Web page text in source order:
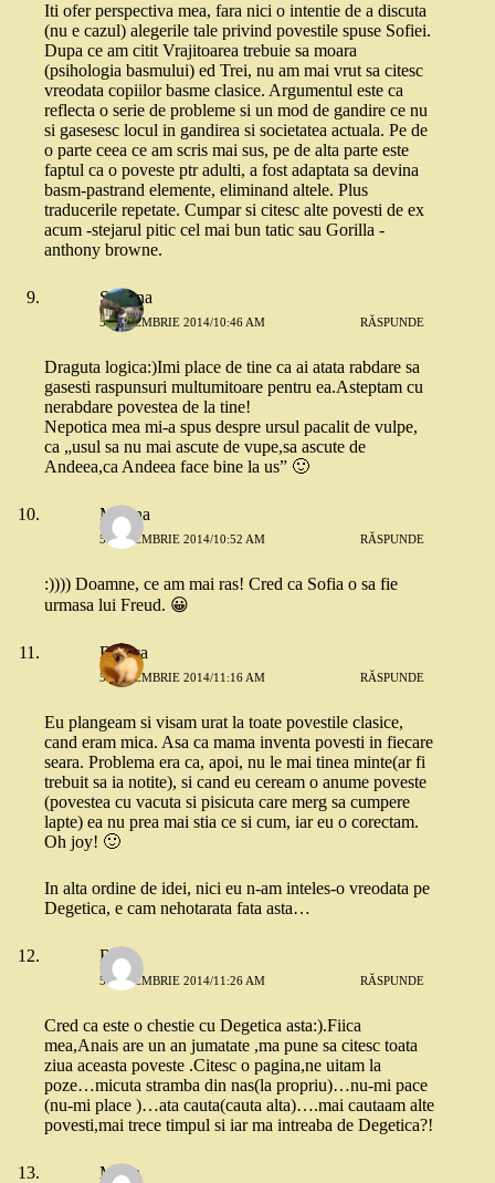
Iti ofer perspectiva mea, fara nici o intentie de a discuta
(nu e cazul) alegerile tale privind povestile spuse Sofiei.
Dupa ce am citit Vrajitoarea trebuie sa moara
(psihologia basmului) ed Trei, nu am mai vrut sa citesc
vreodata copiilor basme clasice. Argumentul este ca
reflecta o serie de probleme si un mod de gandire ce nu
si gasesesc locul in gandirea si societatea actuala. Pe de
o parte ceea ce am scris mai sus, pe de alta parte este
faptul ca o poveste ptr adulti, a fost adaptata sa devina
basm-pastrand elemente, eliminand altele. Plus
traducerile repetate. Cumpar si citesc alte povesti de ex
acum -stejarul pitic cel mai bun tatic sau Gorilla -
anthony browne.
Simona
5 DECEMBRIE 2014/10:46 AM RĂSPUNDE
Draguta logica:)Imi place de tine ca ai atata rabdare sa
gasesti raspunsuri multumitoare pentru ea.Asteptam cu
nerabdare povestea de la tine!
Nepotica mea mi-a spus despre ursul pacalit de vulpe,
ca „usul sa nu mai ascute de vupe,sa ascute de
Andeea,ca Andeea face bine la us” 🙂
Mirona
5 DECEMBRIE 2014/10:52 AM RĂSPUNDE
:)))) Doamne, ce am mai ras! Cred ca Sofia o sa fie
urmasa lui Freud. 😀
Bianca
5 DECEMBRIE 2014/11:16 AM RĂSPUNDE
Eu plangeam si visam urat la toate povestile clasice,
cand eram mica. Asa ca mama inventa povesti in fiecare
seara. Problema era ca, apoi, nu le mai tinea minte(ar fi
trebuit sa ia notite), si cand eu ceream o anume poveste
(povestea cu vacuta si pisicuta care merg sa cumpere
lapte) ea nu prea mai stia ce si cum, iar eu o corectam.
Oh joy! 🙂
In alta ordine de idei, nici eu n-am inteles-o vreodata pe
Degetica, e cam nehotarata fata asta…
Rox
5 DECEMBRIE 2014/11:26 AM RĂSPUNDE
Cred ca este o chestie cu Degetica asta:).Fiica
mea,Anais are un an jumatate ,ma pune sa citesc toata
ziua aceasta poveste .Citesc o pagina,ne uitam la
poze…micuta stramba din nas(la propriu)…nu-mi pace
(nu-mi place )…ata cauta(cauta alta)….mai cautaam alte
povesti,mai trece timpul si iar ma intreaba de Degetica?!
Maria